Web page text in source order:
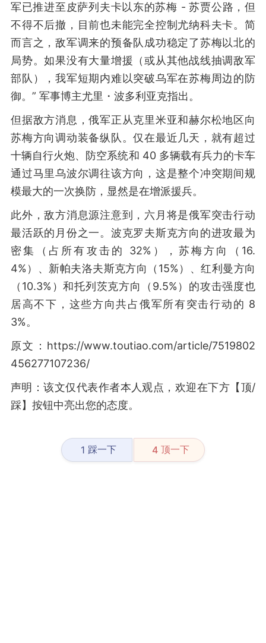
军已推进至皮萨列夫卡以东的苏梅 - 苏贾公路，但
不得不后撤，目前也未能完全控制尤纳科夫卡。简
而言之，敌军调来的预备队成功稳定了苏梅以北的
局势。如果没有大量增援（或从其他战线抽调敌军
部队），我军短期内难以突破乌军在苏梅周边的防
御。” 军事博主尤里・波多利亚克指出。
但据敌方消息，俄军正从克里米亚和赫尔松地区向
苏梅方向调动装备纵队。仅在最近几天，就有超过
十辆自行火炮、防空系统和 40 多辆载有兵力的卡车
通过马里乌波尔调往该方向，这是整个冲突期间规
模最大的一次换防，显然是在增派援兵。
此外，敌方消息源注意到，六月将是俄军突击行动
最活跃的月份之一。波克罗夫斯克方向的进攻最为
密集（占所有攻击的 32%），苏梅方向（16.
4%）、新帕夫洛夫斯克方向（15%）、红利曼方向
（10.3%）和托列茨克方向（9.5%）的攻击强度也
居高不下，这些方向共占俄军所有突击行动的 8
3%。
原文：https://www.toutiao.com/article/7519802
456277107236/
声明：该文仅代表作者本人观点，欢迎在下方【顶/
踩】按钮中亮出您的态度。
1 踩一下 4 顶一下